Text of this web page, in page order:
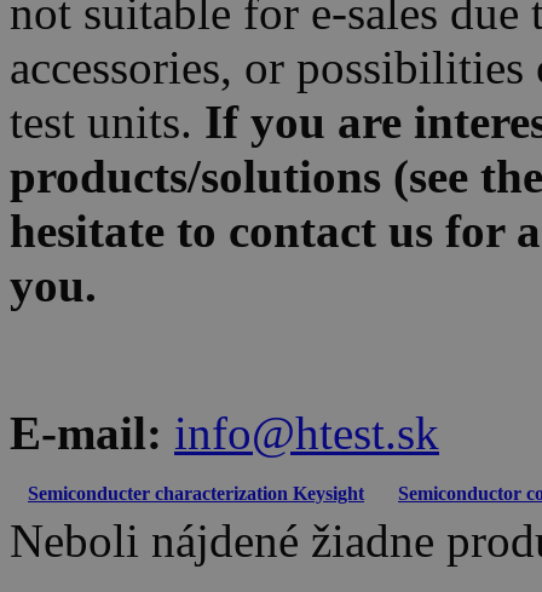
not suitable for e-sales
accessories, or
test units. If you are
products/solutions (see
hesitate to contact us for
you.
E-mail: info@htest.sk
Semiconducter characterization Keysight Semiconductor
Neboli nájdené žiadne